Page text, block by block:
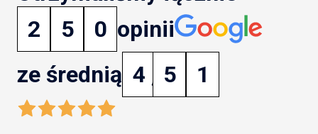
2
5 0 opinii
ze średnią 4 5 1